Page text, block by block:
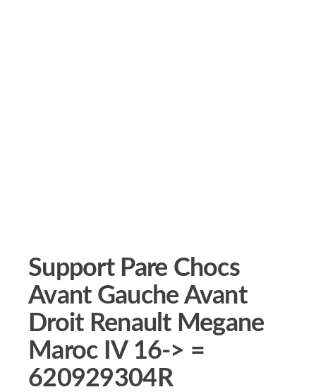
Support Pare Chocs
Avant Gauche Avant
Droit Renault Megane
Maroc IV 16-> =
620929304R